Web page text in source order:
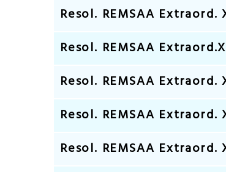
Resol. REMSAA
Resol. REMSAA
Resol. REMSAA
Resol. REMSAA
Resol. REMSAA